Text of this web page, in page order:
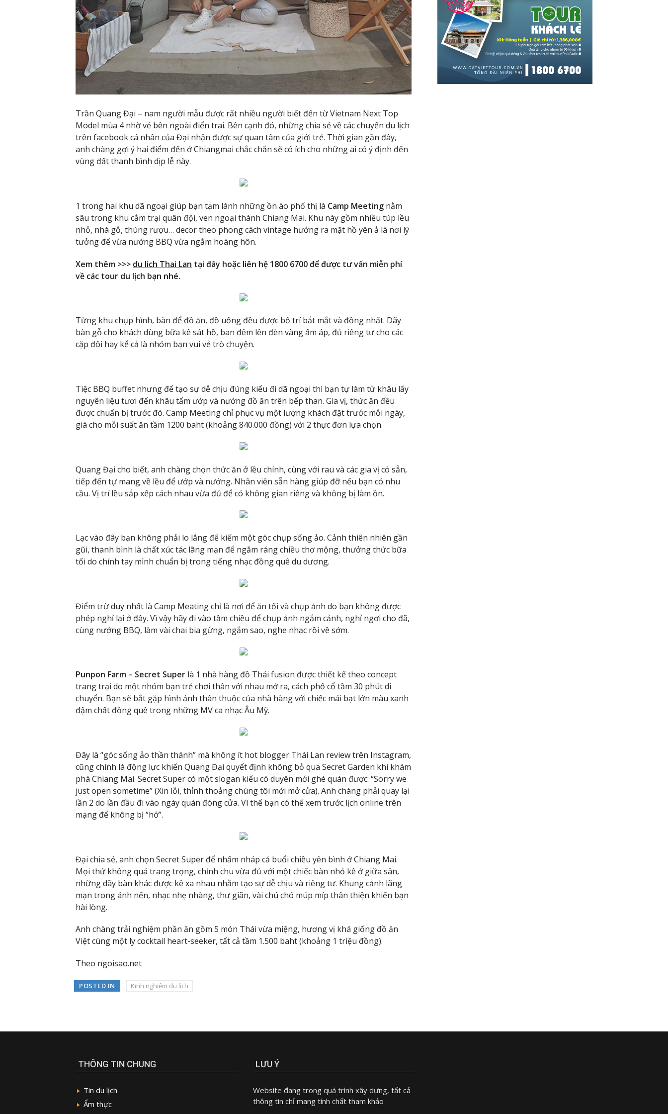
Trần Quang Đại – nam người mẫu được rất nhiều người biết đến từ Vietnam Next Top
Model mùa 4 nhờ vẻ bên ngoài điển trai. Bên cạnh đó, những chia sẻ về các chuyến du lịch
trên facebook cá nhân của Đại nhận được sự quan tâm của giới trẻ. Thời gian gần đây,
anh chàng gợi ý hai điểm đến ở Chiangmai chắc chắn sẽ có ích cho những ai có ý định đến
vùng đất thanh bình dịp lễ này.
1 trong hai khu dã ngoại giúp bạn tạm lánh những ồn ào phố thị là Camp Meeting nằm
sâu trong khu cắm trại quân đội, ven ngoại thành Chiang Mai. Khu này gồm nhiều túp lều
nhỏ, nhà gỗ, thùng rượu… decor theo phong cách vintage hướng ra mặt hồ yên ả là nơi lý
tưởng để vừa nướng BBQ vừa ngắm hoàng hôn.
Xem thêm >>> du lich Thai Lan tại đây hoặc liên hệ 1800 6700 để được tư vấn miễn phí
về các tour du lịch bạn nhé.
Từng khu chụp hình, bàn để đồ ăn, đồ uống đều được bố trí bắt mắt và đồng nhất. Dãy
bàn gỗ cho khách dùng bữa kê sát hồ, ban đêm lên đèn vàng ấm áp, đủ riêng tư cho các
cặp đôi hay kể cả là nhóm bạn vui vẻ trò chuyện.
Tiệc BBQ buffet nhưng để tạo sự dễ chịu đúng kiểu đi dã ngoại thì bạn tự làm từ khâu lấy
nguyên liệu tươi đến khâu tẩm ướp và nướng đồ ăn trên bếp than. Gia vị, thức ăn đều
được chuẩn bị trước đó. Camp Meeting chỉ phục vụ một lượng khách đặt trước mỗi ngày,
giá cho mỗi suất ăn tầm 1200 baht (khoảng 840.000 đồng) với 2 thực đơn lựa chọn.
Quang Đại cho biết, anh chàng chọn thức ăn ở lều chính, cùng với rau và các gia vị có sẵn,
tiếp đến tự mang về lều để ướp và nướng. Nhân viên sẵn hàng giúp đỡ nếu bạn có nhu
cầu. Vị trí lều sắp xếp cách nhau vừa đủ để có không gian riêng và không bị làm ồn.
Lạc vào đây bạn không phải lo lắng để kiếm một góc chụp sống ảo. Cảnh thiên nhiên gần
gũi, thanh bình là chất xúc tác lãng mạn để ngắm ráng chiều thơ mộng, thưởng thức bữa
tối do chính tay mình chuẩn bị trong tiếng nhạc đồng quê du dương.
Điểm trừ duy nhất là Camp Meating chỉ là nơi để ăn tối và chụp ảnh do bạn không được
phép nghỉ lại ở đây. Vì vậy hãy đi vào tầm chiều để chụp ảnh ngắm cảnh, nghỉ ngơi cho đã,
cùng nướng BBQ, làm vài chai bia gừng, ngắm sao, nghe nhạc rồi về sớm.
Punpon Farm – Secret Super là 1 nhà hàng đồ Thái fusion được thiết kế theo concept
trang trại do một nhóm bạn trẻ chơi thân với nhau mở ra, cách phố cổ tầm 30 phút di
chuyển. Bạn sẽ bắt gặp hình ảnh thân thuộc của nhà hàng với chiếc mái bạt lớn màu xanh
đậm chất đồng quê trong những MV ca nhạc Âu Mỹ.
Đây là “góc sống ảo thần thánh” mà không ít hot blogger Thái Lan review trên Instagram,
cũng chính là động lực khiến Quang Đại quyết định không bỏ qua Secret Garden khi khám
phá Chiang Mai. Secret Super có một slogan kiểu có duyên mới ghé quán được: “Sorry we
just open sometime” (Xin lỗi, thỉnh thoảng chúng tôi mới mở cửa). Anh chàng phải quay lại
lần 2 do lần đầu đi vào ngày quán đóng cửa. Vì thế bạn có thể xem trước lịch online trên
mạng để không bị “hớ”.
Đại chia sẻ, anh chọn Secret Super để nhấm nháp cả buổi chiều yên bình ở Chiang Mai.
Mọi thứ không quá trang trọng, chỉnh chu vừa đủ với một chiếc bàn nhỏ kê ở giữa sân,
những dãy bàn khác được kê xa nhau nhằm tạo sự dễ chịu và riêng tư. Khung cảnh lãng
mạn trong ánh nến, nhạc nhẹ nhàng, thư giãn, vài chú chó múp míp thân thiện khiến bạn
hài lòng.
Anh chàng trải nghiệm phần ăn gồm 5 món Thái vừa miệng, hương vị khá giống đồ ăn
Việt cùng một ly cocktail heart-seeker, tất cả tầm 1.500 baht (khoảng 1 triệu đồng).
Theo ngoisao.net
POSTED IN Kinh nghiệm du lịch
THÔNG TIN CHUNG
Tin du lịch
Ẩm thực
LƯU Ý
Website đang trong quá trình xây dựng, tất cả
thông tin chỉ mang tính chất tham khảo